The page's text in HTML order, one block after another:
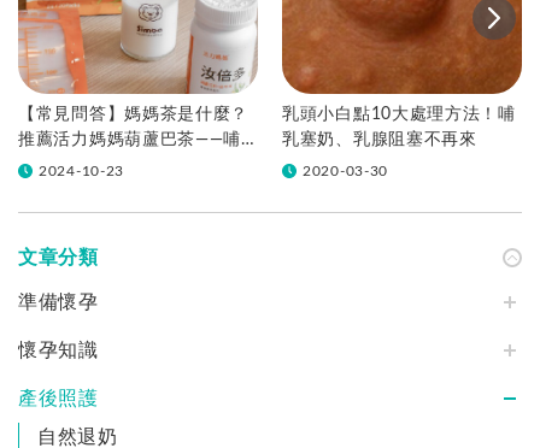
【常見問答】媽媽茶是什麼？
推薦活力媽媽葫蘆巴茶——哺
乳湯水最佳選擇！
2024-10-23
乳頭小白點10大處理方法！哺
乳塞奶、乳腺阻塞不再來
2020-03-30
文章分類
準備懷孕
懷孕知識
產後照護
自然退奶